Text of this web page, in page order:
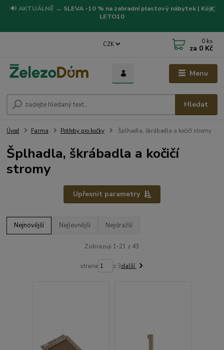
🔊 AKTUÁLNĚ → SLEVA -10 % na zahradní plastový nábytek | Kód:
LETO10
Menu
CZK
Hledat
0 ks
za 0 Kč
Úvod Farma Potřeby pro kočky Šplhadla, škrábadla a kočičí stromy
Šplhadla, škrábadla a kočičí
stromy
Upřesnit parametry
Nejnovější Nejlevnější Nejdražší
Zobrazuji 1-21 z 43
strana z 3další